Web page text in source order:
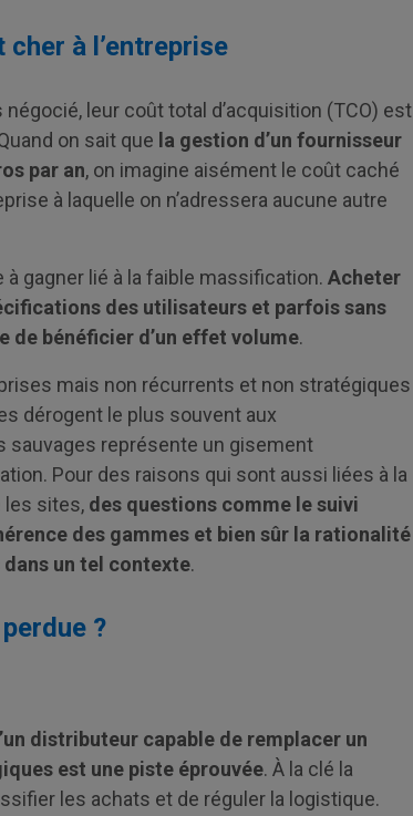
à l’entreprise
leur coût total d’acquisition (TCO) est
on sait que la gestion d’un fournisseur
par an, on imagine aisément le coût caché
à laquelle on n’adressera aucune autre
gagner lié à la faible massification. Acheter
des utilisateurs et parfois sans
de bénéficier d’un effet volume.
mais non récurrents et non stratégiques
dérogent le plus souvent aux
sauvages représente un gisement
Pour des raisons qui sont aussi liées à la
les sites, des questions comme le suivi
des gammes et bien sûr la rationalité
un tel contexte.
?
distributeur capable de remplacer un
est une piste éprouvée. À la clé la
les achats et de réguler la logistique.